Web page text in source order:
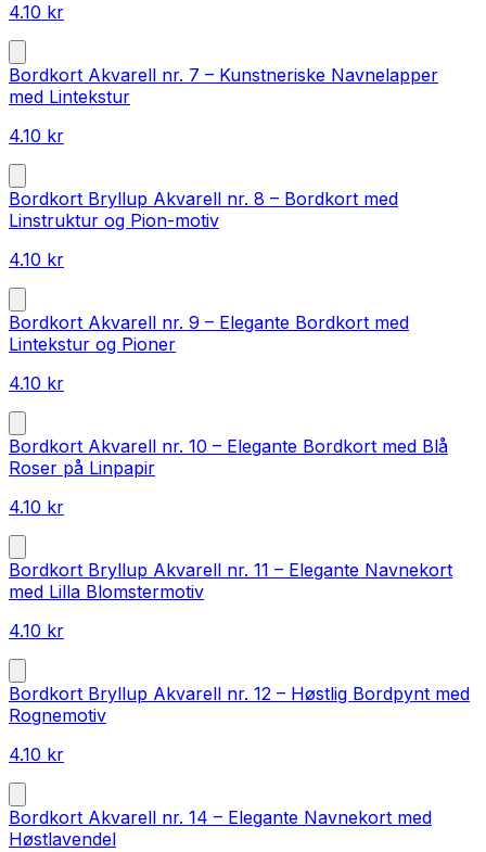
4.10 kr
Bordkort Akvarell nr. 7 – Kunstneriske Navnelapper
med Lintekstur
4.10 kr
Bordkort Bryllup Akvarell nr. 8 – Bordkort med
Linstruktur og Pion-motiv
4.10 kr
Bordkort Akvarell nr. 9 – Elegante Bordkort med
Lintekstur og Pioner
4.10 kr
Bordkort Akvarell nr. 10 – Elegante Bordkort med Blå
Roser på Linpapir
4.10 kr
Bordkort Bryllup Akvarell nr. 11 – Elegante Navnekort
med Lilla Blomstermotiv
4.10 kr
Bordkort Bryllup Akvarell nr. 12 – Høstlig Bordpynt med
Rognemotiv
4.10 kr
Bordkort Akvarell nr. 14 – Elegante Navnekort med
Høstlavendel